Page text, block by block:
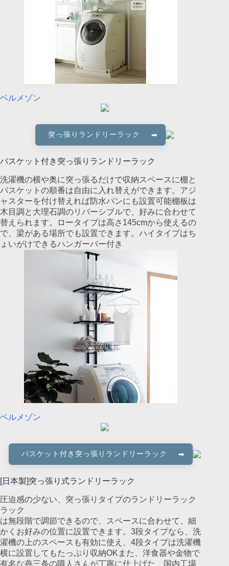
ベルメゾン
突っ張りランドリーラック
バスケット付き突っ張りランドリーラック
洗濯機の横や奥に突っ張るだけで収納スペースに棚と
バスケットの順番は自由に入れ替えができます。アジ
ャスターを付け替えれば防水パンにも設置可能棚板は
木目調と大理石調のリバーシブルで、好みに合わせて
替えられます。ロータイプは高さ145cmから使えるの
で、梁がある場所でも設置できます。ハイタイプはち
ょいがけできるハンガーバー付き
ベルメゾン
バスケット付き突っ張りランドリーラック
[日本製]突っ張り式ランドリーラック
圧迫感の少ない、突っ張りタイプのランドリーラック
ラック
は無段階で調節できるので、スペースに合わせて、細
かくお好みの位置に設置できます。3段タイプなら、洗
濯機の上のスペースも有効に使え、4段タイプは洗濯機
横に設置してもたっぷり収納OKまた、洋食器や金物で
有名な燕三条の職人さんが丁寧に仕上げた、国内工場